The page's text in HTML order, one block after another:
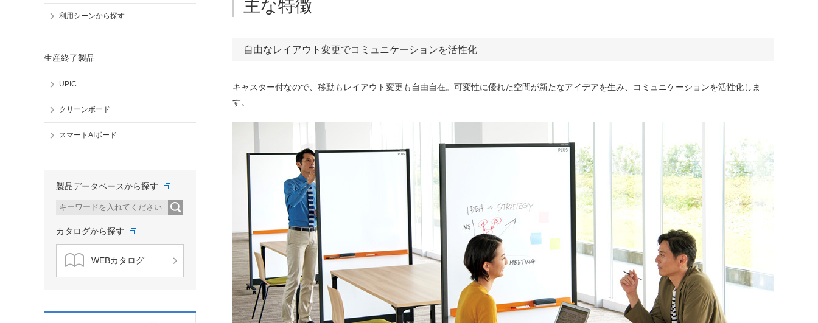
主な特徴
自由なレイアウト変更でコミュニケーションを活性化
キャスター付なので、移動もレイアウト変更も自由自在。可変性に優れた空間が新たなアイデアを生み、コミュニケーションを活性化しま
す。
利用シーンから探す
生産終了製品
UPIC
クリーンボード
スマートAIボード
製品データベースから探す
カタログから探す
WEBカタログ